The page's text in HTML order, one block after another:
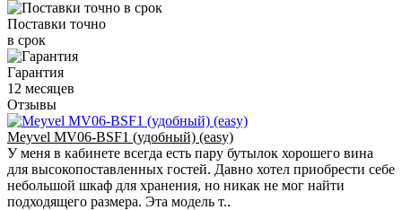
Поставки точно
в срок
Гарантия
12 месяцев
Отзывы
Meyvel MV06-BSF1 (удобный) (easy)
У меня в кабинете всегда есть пару бутылок хорошего вина
для высокопоставленных гостей. Давно хотел приобрести себе
небольшой шкаф для хранения, но никак не мог найти
подходящего размера. Эта модель т..